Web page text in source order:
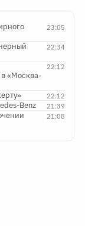
23:05
22:34
22:12
«Москва-
22:12
21:39
Benz
21:08